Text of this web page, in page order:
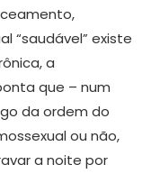
“saudável” existe
a
que – num
da ordem do
ou não,
a noite por